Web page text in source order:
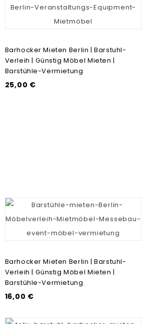
Barhocker Mieten Berlin | Barstuhl-
Verleih | Günstig Möbel Mieten |
Barstühle-Vermietung
25,00 €
Barhocker Mieten Berlin | Barstuhl-
Verleih | Günstig Möbel Mieten |
Barstühle-Vermietung
16,00 €